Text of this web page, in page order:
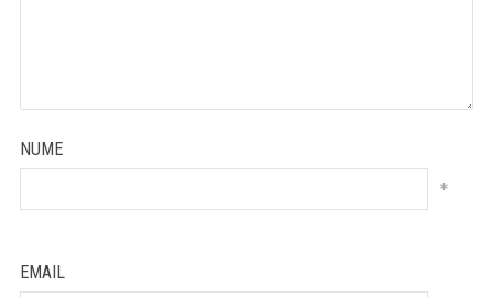
NUME
*
EMAIL